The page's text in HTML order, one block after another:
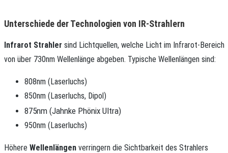
Unterschiede der Technologien von IR-Strahlern
Infrarot Strahler sind Lichtquellen, welche Licht im Infrarot-Bereich
von über 730nm Wellenlänge abgeben. Typische Wellenlängen sind:
808nm (Laserluchs)
850nm (Laserluchs, Dipol)
875nm (Jahnke Phönix Ultra)
950nm (Laserluchs)
Höhere Wellenlängen verringern die Sichtbarkeit des Strahlers